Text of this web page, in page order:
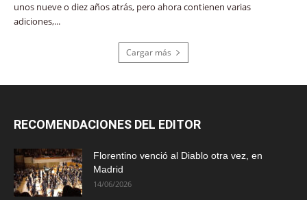
unos nueve o diez años atrás, pero ahora contienen varias
adiciones,...
Cargar más
RECOMENDACIONES DEL EDITOR
Florentino venció al Diablo otra vez, en
Madrid
14/06/2026